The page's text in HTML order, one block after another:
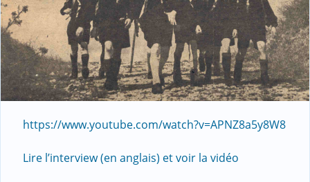
https://www.youtube.com/watch?v=APNZ8a5y8W8
Lire l’interview (en anglais) et voir la vidéo